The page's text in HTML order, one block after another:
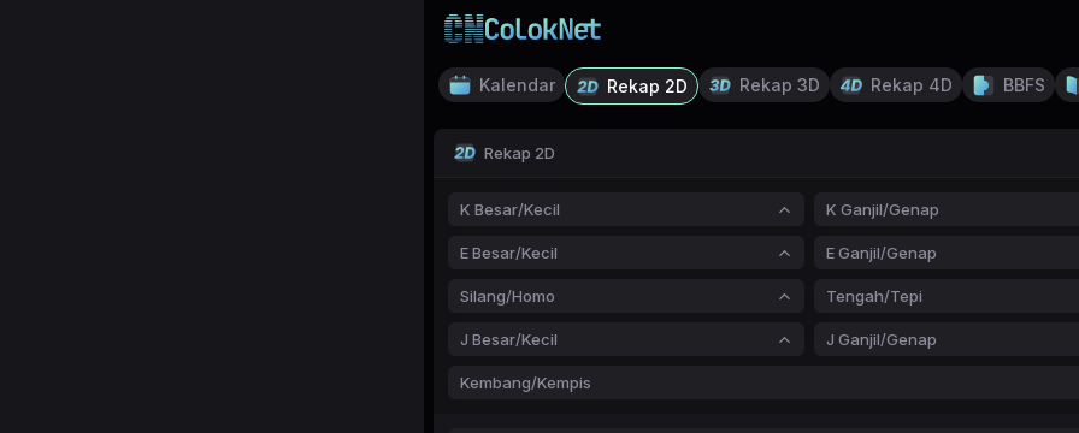
Kalendar Rekap 2D Rekap 3D Rekap 4D BBFS
Rekap 2D
K Besar/Kecil K Ganjil/Genap
E Besar/Kecil E Ganjil/Genap
Silang/Homo Tengah/Tepi
J Besar/Kecil J Ganjil/Genap
Kembang/Kempis